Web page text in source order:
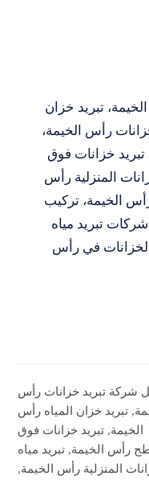
تبريد خزان
رأس الخيمة،
خزانات فوق
المنزلية رأس
الخيمة، تركيب
تبريد مياه
الخزانات في رأس
شركة تبريد خزانات رأس
, تبريد خزان المياه رأس
الخيمة, تبريد خزانات فوق
رأس الخيمة, تبريد مياه
المنزلية رأس الخيمة,